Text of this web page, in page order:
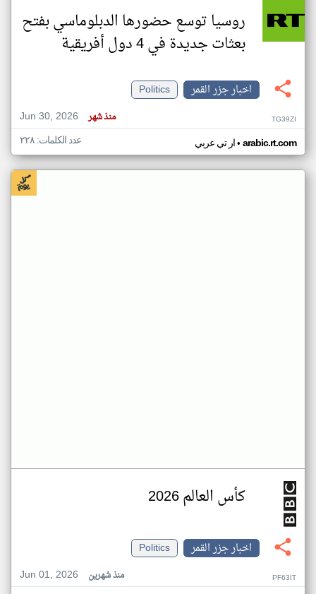
روسيا توسع حضورها الدبلوماسي بفتح
بعثات جديدة في 4 دول أفريقية
اخبار جزر القمر
Politics
Jun 30, 2026
منذ شهر TG39ZI
ار تي عربي• arabic.rt.com عدد الكلمات: ٢٢٨
كأس العالم 2026
اخبار جزر القمر
Politics
Jun 01, 2026
منذ شهرين PF63IT